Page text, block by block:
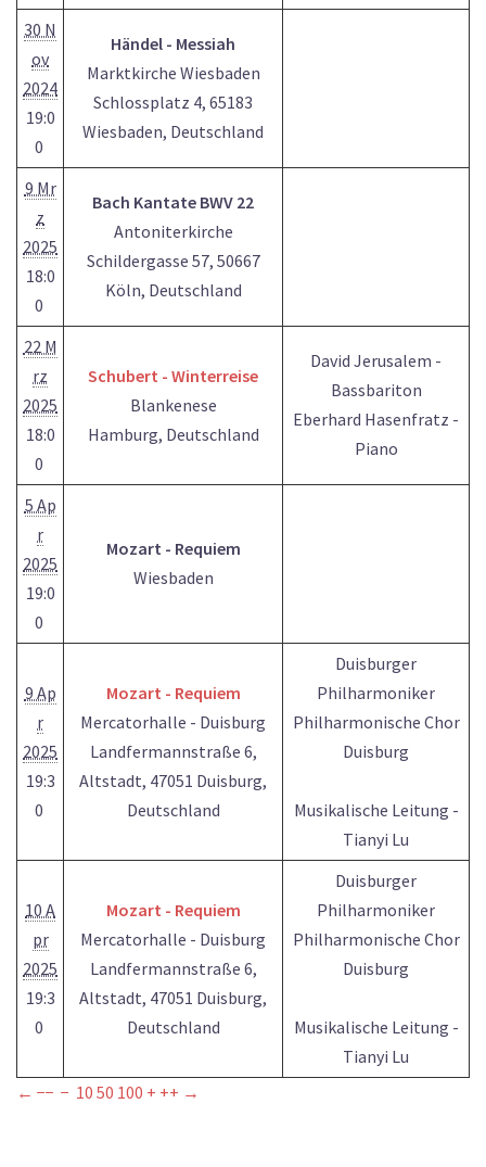
30 N
ov
2024
19:0
0
Händel - Messiah
Marktkirche Wiesbaden
Schlossplatz 4, 65183
Wiesbaden, Deutschland
9 Mr
z
2025
18:0
0
Bach Kantate BWV 22
Antoniterkirche
Schildergasse 57, 50667
Köln, Deutschland
22 M
rz
2025
18:0
0
Schubert - Winterreise
Blankenese
Hamburg, Deutschland
David Jerusalem -
Bassbariton
Eberhard Hasenfratz -
Piano
5 Ap
r
2025
19:0
0
Mozart - Requiem
Wiesbaden
9 Ap
r
2025
19:3
0
Mozart - Requiem
Mercatorhalle - Duisburg
Landfermannstraße 6,
Altstadt, 47051 Duisburg,
Deutschland
Duisburger
Philharmoniker
Philharmonische Chor
Duisburg
Musikalische Leitung -
Tianyi Lu
10 A
pr
2025
19:3
0
Mozart - Requiem
Mercatorhalle - Duisburg
Landfermannstraße 6,
Altstadt, 47051 Duisburg,
Deutschland
Duisburger
Philharmoniker
Philharmonische Chor
Duisburg
Musikalische Leitung -
Tianyi Lu
← −− − 10 50 100 + ++ →